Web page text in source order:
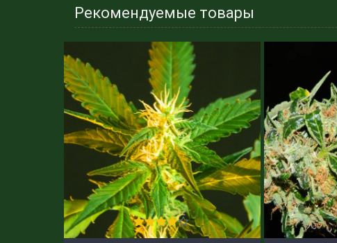
Рекомендуемые товары